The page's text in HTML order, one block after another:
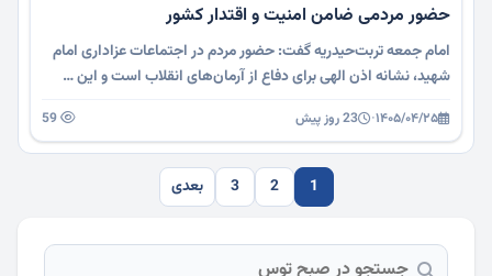
حضور مردمی ضامن امنیت و اقتدار کشور
امام جمعه تربت‌حیدریه گفت: حضور مردم در اجتماعات عزاداری امام
شهید، نشانه اذن الهی برای دفاع از آرمان‌های انقلاب است و این …
۱۴۰۵/۰۴/۲۵· 23 روز پیش
1
2
3 بعدی